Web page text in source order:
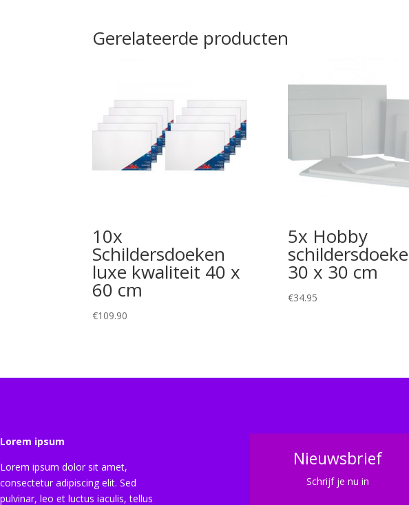
Gerelateerde producten
10x
Schildersdoeken
luxe kwaliteit 40 x
60 cm
€109.90
5x Hobby
30 x 30 cm
€34.95
Lorem ipsum
Lorem ipsum dolor sit amet,
consectetur adipiscing elit. Sed
pulvinar, leo et luctus iaculis, tellus
Nieuwsbrief
Schrijf je nu in